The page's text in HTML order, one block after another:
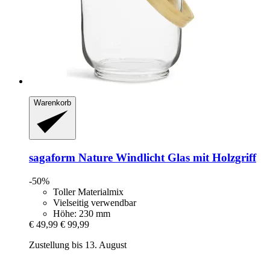
Warenkorb
sagaform Nature Windlicht Glas mit Holzgriff
-50%
Toller Materialmix
Vielseitig verwendbar
Höhe: 230 mm
€ 49,99 € 99,99
Zustellung bis 13. August